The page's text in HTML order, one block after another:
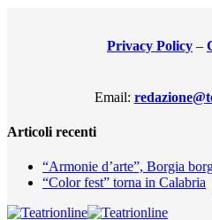
Privacy Policy –
Email:
Articoli recenti
“Armonie d’arte”, Borgia
“Color fest” torna in Calabria